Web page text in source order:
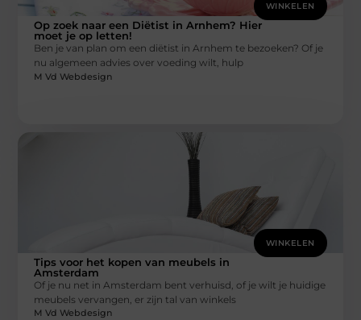
WINKELEN
Op zoek naar een Diëtist in Arnhem? Hier
moet je op letten!
Ben je van plan om een diëtist in Arnhem te bezoeken? Of je
nu algemeen advies over voeding wilt, hulp
M Vd Webdesign
WINKELEN
Tips voor het kopen van meubels in
Amsterdam
Of je nu net in Amsterdam bent verhuisd, of je wilt je huidige
meubels vervangen, er zijn tal van winkels
M Vd Webdesign